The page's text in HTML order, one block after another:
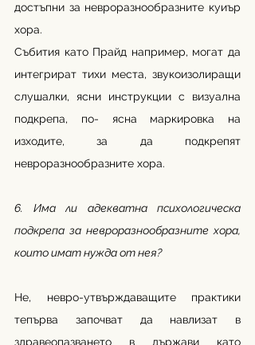
достъпни за невроразнообразните куиър
хора.
Събития като Прайд например, могат да
интегрират тихи места, звукоизолиращи
слушалки, ясни инструкции с визуална
подкрепа, по- ясна маркировка на
изходите, за да подкрепят
невроразнообразните хора.
6. Има ли адекватна психологическа
подкрепа за невроразнообразните хора,
които имат нужда от нея?
Не, невро-утвърждаващите практики
тепърва започват да навлизат в
здравеопазването в държави като